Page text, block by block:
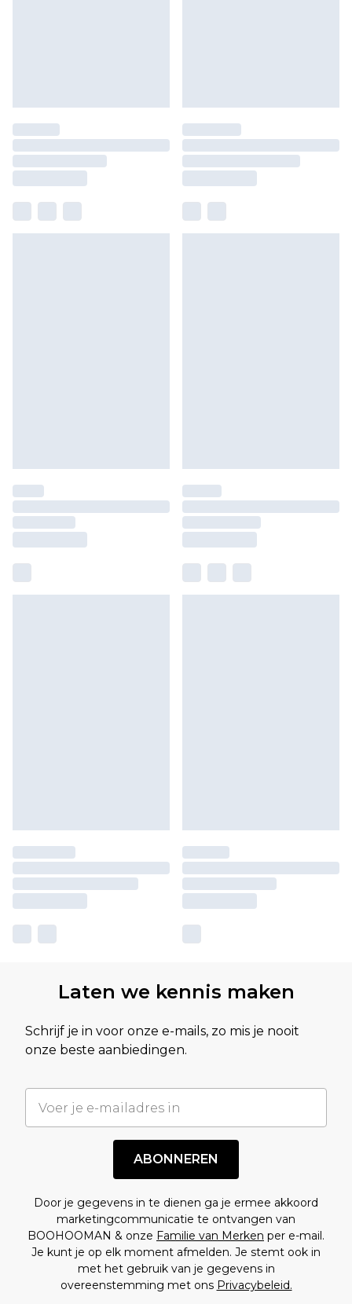
Laten we kennis maken
Schrijf je in voor onze e-mails, zo mis je nooit
onze beste aanbiedingen.
ABONNEREN
Door je gegevens in te dienen ga je ermee akkoord
marketingcommunicatie te ontvangen van
BOOHOOMAN & onze Familie van Merken per e-mail.
Je kunt je op elk moment afmelden. Je stemt ook in
met het gebruik van je gegevens in
overeenstemming met ons Privacybeleid.